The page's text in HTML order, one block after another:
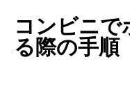
コンビニで
る際の手順